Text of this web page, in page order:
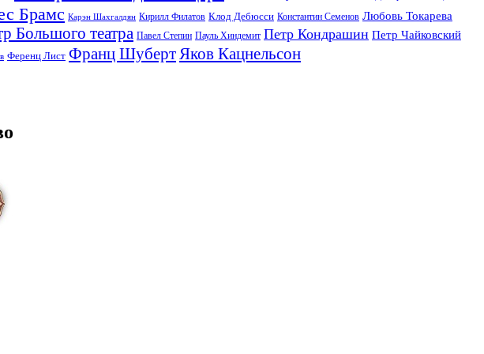
Брамс Карэн Шахгалдян Кирилл Филатов Клод Дебюсси Константин Семенов Любовь Токарева
Большого театра Павел Степин Пауль Хиндемит Петр Кондрашин Петр Чайковский
Ференц Лист Франц ШубертЯков Кацнельсон